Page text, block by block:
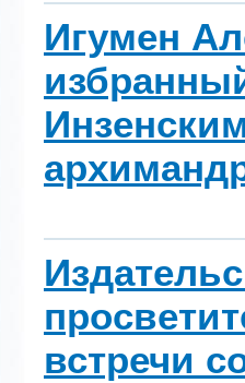
Игумен
встречи